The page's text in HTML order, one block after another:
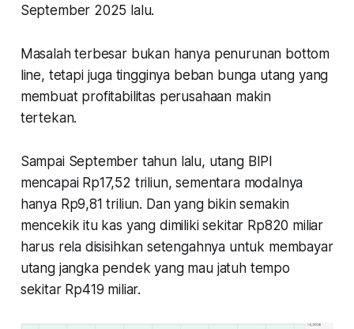
September 2025 lalu.
Masalah terbesar bukan hanya penurunan bottom
line, tetapi juga tingginya beban bunga utang yang
membuat profitabilitas perusahaan makin
tertekan.
Sampai September tahun lalu, utang BIPI
mencapai Rp17,52 triliun, sementara modalnya
hanya Rp9,81 triliun. Dan yang bikin semakin
mencekik itu kas yang dimiliki sekitar Rp820 miliar
harus rela disisihkan setengahnya untuk membayar
utang jangka pendek yang mau jatuh tempo
sekitar Rp419 miliar.